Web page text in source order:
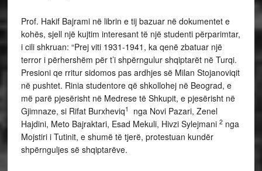
Prof. Hakif Bajrami në librin e tij bazuar në dokumentet e
kohës, sjell një kujtim interesant të një studenti përparimtar,
i cili shkruan: “Prej viti 1931-1941, ka qenë zbatuar një
terror i përhershëm për t’i shpërngulur shqiptarët në Turqi.
Presioni qe rritur sidomos pas ardhjes së Milan Stojanoviqit
në pushtet. Rinia studentore që shkollohej në Beograd, e
më parë pjesërisht në Medrese të Shkupit, e pjesërisht në
Gjimnaze, si Rifat Burxheviq1
nga Novi Pazari, Zenel
Hajdini, Meto Bajraktari, Esad Mekuli, Hivzi Sylejmani 2nga
Mojstiri i Tutinit, e shumë të tjerë, protestuan kundër
shpërnguljes së shqiptarëve.